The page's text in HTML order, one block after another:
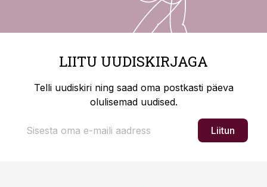
LIITU UUDISKIRJAGA
Telli uudiskiri ning saad oma postkasti päeva
olulisemad uudised.
Liitun